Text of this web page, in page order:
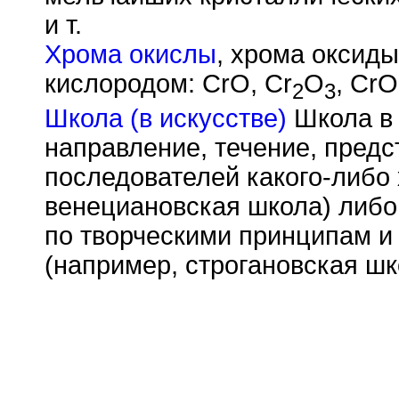
и т.
Хрома окислы, хрома
кислородом: CrO, Cr2O3, CrO
Школа (в искусстве) Школа в
направление, течение,
последователей какого-
венециановская школа)
по творческими принципам
(например, строгановская